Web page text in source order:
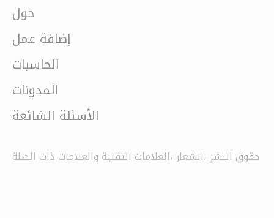
حول
إضافة عمل
الحاسبات
المدونات
الأسئلة الشائعة
حقوق النشر ،الشعار ،العلامات التقنية والعلامات ذات الصلة